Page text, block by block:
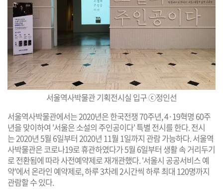
서울역사박물관 기획전시실 입구ⓒ정인선
서울역사박물관에서는 2020년은 한국전쟁 70주년, 4·19혁명 60주
년을 맞이하여 '서울은 소설의 주인공이다' 특별 전시를 한다. 전시
는 2020년 5월 6일부터 2020년 11월 1일까지 관람 가능하다. 서울역
사박물관은 코로나19로 휴관하였다가 5월 6일부터 생활 속 거리두기
로 전환됨에 따라 사전예약제로 재개관했다. '서울시 공공서비스 예
약'에서 온라인 예약제로, 하루 3차례 2시간씩 하루 최대 120명까지
관람할 수 있다.